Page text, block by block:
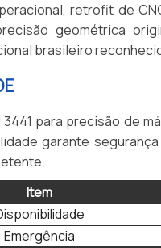
retrofit de
geométrica
brasileiro
para precisão de
garante
Item
Emergência